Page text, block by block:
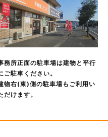
はその委託を受けた者が
対して協力する必要があ
ことにより当該事務の遂
，かつ当社が個人情報保
と
者への提供を停止するこ
務所正面の駐車場は建物と平行
ご駐車ください。
物右(東)側の駐車場もご利用い
だけます。